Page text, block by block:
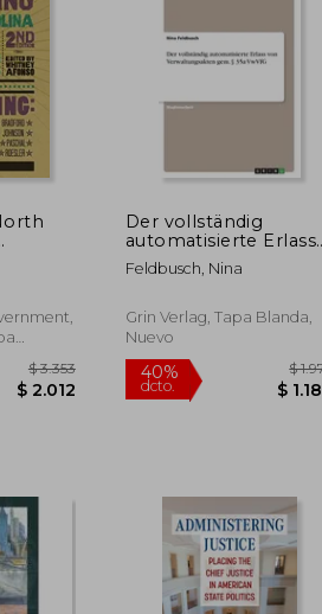
Der vollständig
automatisierte Erlass
von Verwaltungsakten
gem. § 35a VwVfG (en
Feldbusch, Nina
Grin Verlag, Tapa Blanda,
Nuevo
40%
dcto.